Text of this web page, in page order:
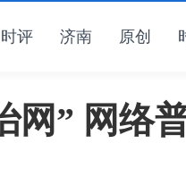
时评 济南 原创
网” 网络